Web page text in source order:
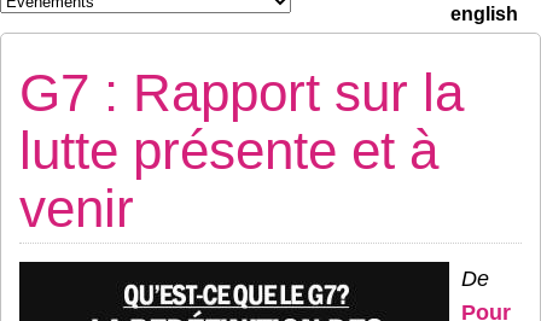
english
G7 : Rapport sur la
lutte présente et à
venir
De
Pour